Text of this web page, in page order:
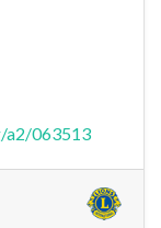
a2/063513